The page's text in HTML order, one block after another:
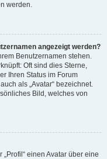
werden.
angezeigt werden?
Benutzernamen stehen.
Oft sind dies Sterne,
Ihren Status im Forum
als „Avatar“ bezeichnet.
Bild, welches von
einen Avatar über eine